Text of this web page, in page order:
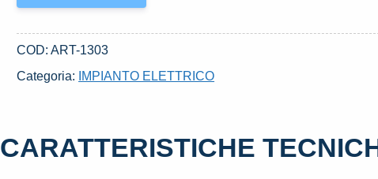
COD:ART-1303
Categoria:
IMPIANTO ELETTRICO
CARATTERISTICHE